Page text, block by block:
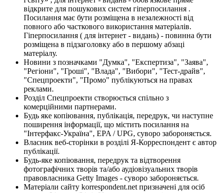
відкрите для пошукових систем гіперпосилання .
Посилання має бути розміщена в незалежності від
повного або часткового використання матеріалів.
Гіперпосилання ( для інтернет - видань) - повинна бути
розміщена в підзаголовку або в першому абзаці
матеріалу.
Новини з позначками "Думка", "Експертиза", "Заява",
"Регіони", "Гроші", "Влада", "Вибори", "Тест-драйв",
"Спецпроекти", "Промо" публікуються на правах
реклами.
Розділ Спецпроекти створюється спільно з
комерційними партнерами.
Будь яке копіювання, публікація, передрук, чи наступне
поширення інформації, що містить посилання на
"Інтерфакс-Україна", EPA / UPG, суворо забороняється.
Власник веб-сторінки в розділі Я-Корреспондент є автор
публікації.
Будь-яке копіювання, передрук та відтворення
фотографічних творів та/або аудіовізуальних творів
правовласника Getty Images - суворо забороняється.
Матеріали сайту korrespondent.net призначені для осіб